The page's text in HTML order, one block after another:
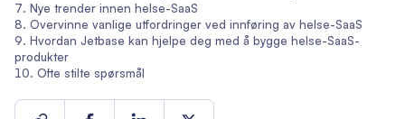
Nye trender innen helse-SaaS
Overvinne vanlige utfordringer ved innføring av helse-SaaS
Hvordan Jetbase kan hjelpe deg med å bygge helse-SaaS-
produkter
Ofte stilte spørsmål